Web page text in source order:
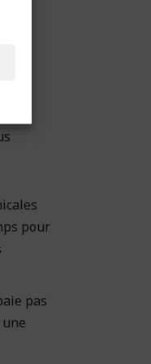
pour
pas